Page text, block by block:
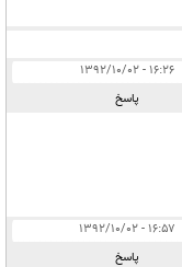
۱۶:۲۶ - ۱۳۹۲/۱۰/۰۲
پاسخ
۱۶:۵۷ - ۱۳۹۲/۱۰/۰۲
پاسخ